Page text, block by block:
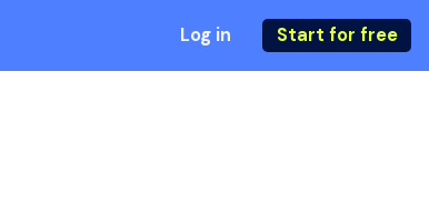
Log in Start for free